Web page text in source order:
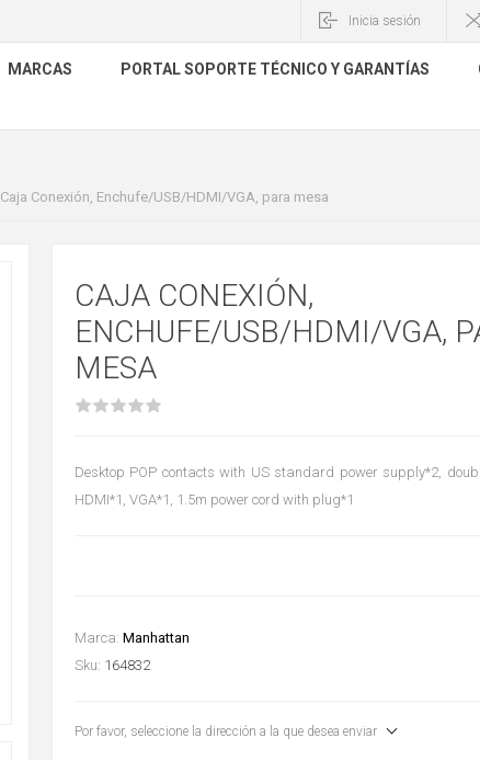
Inicia sesión
MARCAS PORTAL SOPORTE TÉCNICO Y GARANTÍAS
Caja Conexión, Enchufe/USB/HDMI/VGA, para mesa
CAJA CONEXIÓN,
ENCHUFE/USB/HDMI/VGA,
MESA
Desktop POP contacts with US standard power supply*2,
HDMI*1, VGA*1, 1.5m power cord with plug*1
Marca: Manhattan
Sku: 164832
Por favor, seleccione la dirección a la que desea enviar